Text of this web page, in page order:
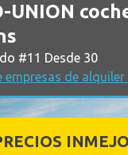
UNION
#11 Desde 30
empresas de